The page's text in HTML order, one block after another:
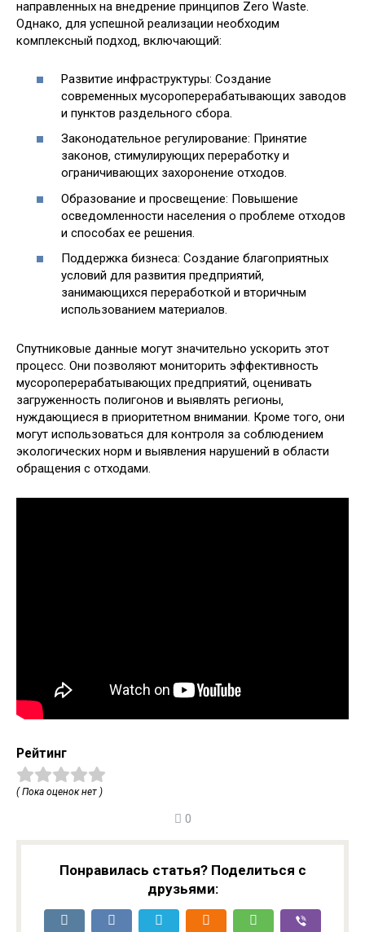
направленных на внедрение принципов Zero Waste.
Однако‚ для успешной реализации необходим
комплексный подход‚ включающий:
Развитие инфраструктуры: Создание
современных мусороперерабатывающих заводов
и пунктов раздельного сбора.
Законодательное регулирование: Принятие
законов‚ стимулирующих переработку и
ограничивающих захоронение отходов.
Образование и просвещение: Повышение
осведомленности населения о проблеме отходов
и способах ее решения.
Поддержка бизнеса: Создание благоприятных
условий для развития предприятий‚
занимающихся переработкой и вторичным
использованием материалов.
Спутниковые данные могут значительно ускорить этот
процесс. Они позволяют мониторить эффективность
мусороперерабатывающих предприятий‚ оценивать
загруженность полигонов и выявлять регионы‚
нуждающиеся в приоритетном внимании. Кроме того‚ они
могут использоваться для контроля за соблюдением
экологических норм и выявления нарушений в области
обращения с отходами.
Рейтинг
( Пока оценок нет )
0
Понравилась статья? Поделиться с
друзьями: